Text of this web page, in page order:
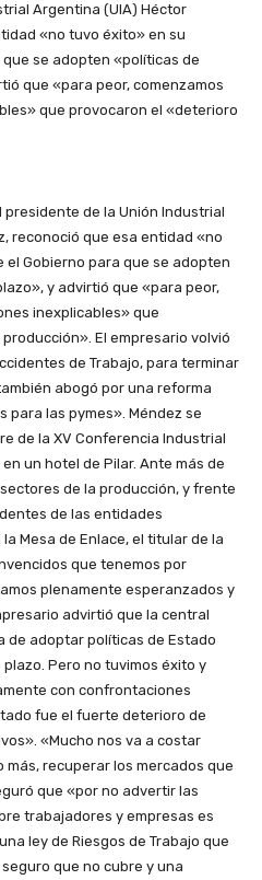
Argentina (UIA) Héctor
«no tuvo éxito» en su
se adopten «políticas de
que «para peor, comenzamos
que provocaron el «deterioro
presidente de la Unión Industrial
reconoció que esa entidad «no
Gobierno para que se adopten
y advirtió que «para peor,
inexplicables» que
El empresario volvió
de Trabajo, para terminar
abogó por una reforma
para las pymes». Méndez se
de la XV Conferencia Industrial
un hotel de Pilar. Ante más de
de la producción, y frente
de las entidades
Mesa de Enlace, el titular de la
que tenemos por
plenamente esperanzados y
advirtió que la central
de adoptar políticas de Estado
Pero no tuvimos éxito y
con confrontaciones
fue el fuerte deterioro de
«Mucho nos va a costar
recuperar los mercados que
que «por no advertir las
trabajadores y empresas es
ley de Riesgos de Trabajo que
que no cubre y una